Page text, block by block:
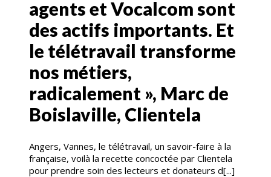
agents et Vocalcom sont
des actifs importants. Et
le télétravail transforme
nos métiers,
radicalement », Marc de
Boislaville, Clientela
Angers, Vannes, le télétravail, un savoir-faire à la
française, voilà la recette concoctée par Clientela
pour prendre soin des lecteurs et donateurs d[...]